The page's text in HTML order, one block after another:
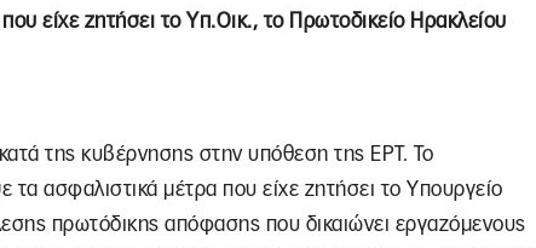
είχε ζητήσει το Υπ.Οικ., το Πρωτοδικείο Ηρακλείου
κατά της κυβέρνησης στην υπόθεση της ΕΡΤ. Το
τα ασφαλιστικά μέτρα που είχε ζητήσει το Υπουργείο
πρωτόδικης απόφασης που δικαιώνει εργαζόμενους